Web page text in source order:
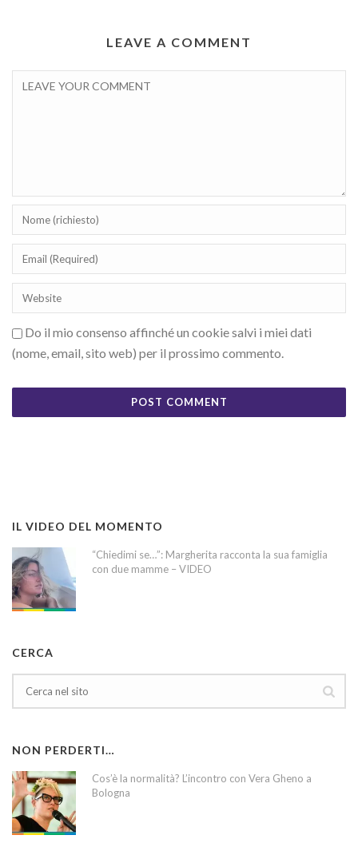
LEAVE A COMMENT
Do il mio consenso affinché un cookie salvi i miei dati
(nome, email, sito web) per il prossimo commento.
IL VIDEO DEL MOMENTO
“Chiedimi se…”: Margherita racconta la sua famiglia
con due mamme – VIDEO
CERCA
NON PERDERTI…
Cos’è la normalità? L’incontro con Vera Gheno a
Bologna